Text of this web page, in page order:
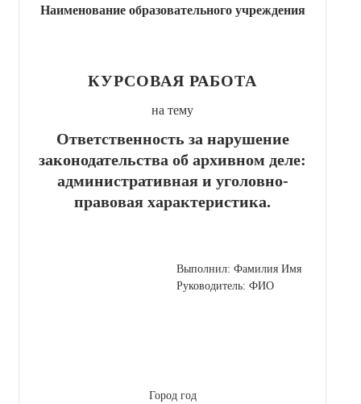
Наименование образовательного учреждения
КУРСОВАЯ РАБОТА
на тему
Ответственность за нарушение
законодательства об архивном деле:
административная и уголовно-
правовая характеристика.
Выполнил: Фамилия Имя
Руководитель: ФИО
Город год